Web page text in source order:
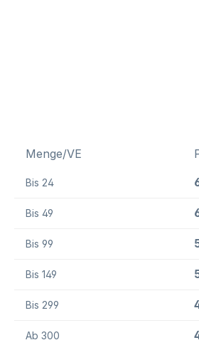
Menge/VE
Bis 24
Bis 49
Bis 99
Bis 149
Bis 299
Ab 300